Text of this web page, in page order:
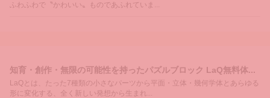
ふわふわで〝かわいい〟ものであふれていま...
知育・創作・無限の可能性を持ったパズルブロック LaQ無料体...
LaQとは、たった7種類の小さなパーツから平面・立体・幾何学体とあらゆる
形に変化する、全く新しい発想から生まれ...